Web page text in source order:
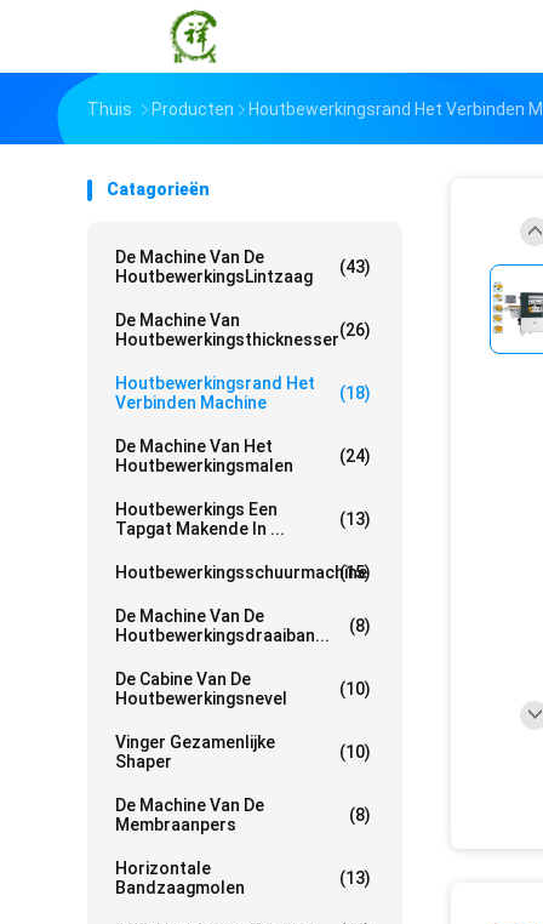
Thuis Producten Houtbewerkingsrand Het Verbinden
Catagorieën
De Machine Van De
HoutbewerkingsLintzaag
(43)
De Machine Van
Houtbewerkingsthicknesser(26)
Houtbewerkingsrand Het
Verbinden Machine
(18)
De Machine Van Het
Houtbewerkingsmalen
(24)
Houtbewerkings Een
Tapgat Makende In ...
(13)
Houtbewerkingsschuurmachine
(15)
De Machine Van De
Houtbewerkingsdraaiban...
(8)
De Cabine Van De
Houtbewerkingsnevel
(10)
Vinger Gezamenlijke
Shaper
(10)
De Machine Van De
Membraanpers
(8)
Horizontale
Bandzaagmolen
(13)